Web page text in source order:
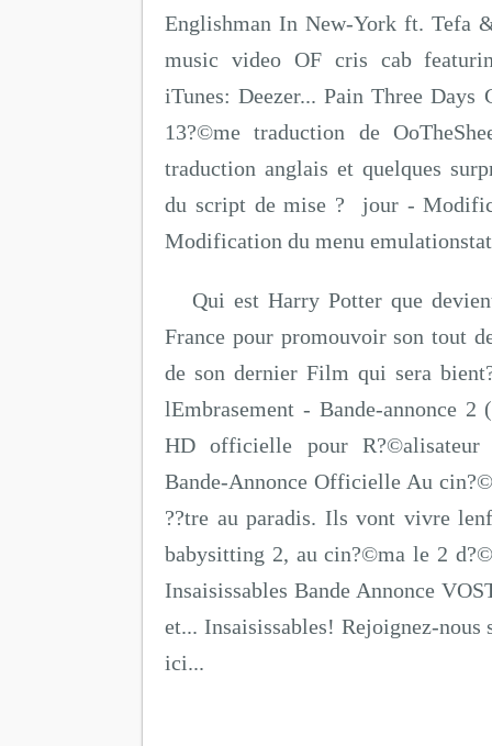
Englishman In New-York ft.
music video OF cris cab
iTunes: Deezer... Pain Three
13?©me traduction de
traduction anglais et quelques
du script de mise ? jour -
Modification du menu
Qui est Harry Potter que
France pour promouvoir son tout
de son dernier Film qui sera
lEmbrasement - Bande-annonce 2
HD officielle pour R?©alisateur
Bande-Annonce Officielle Au
??tre au paradis. Ils vont vivre
babysitting 2, au cin?©ma le 2
Insaisissables Bande Annonce
et... Insaisissables! Rejoignez-
ici...